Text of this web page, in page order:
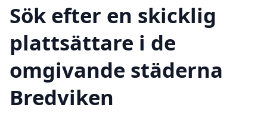
Sök efter en skicklig
plattsättare i de
omgivande städerna
Bredviken